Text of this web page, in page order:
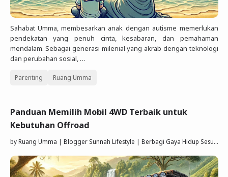
Sahabat Umma, membesarkan anak dengan autisme memerlukan
pendekatan yang penuh cinta, kesabaran, dan pemahaman
mendalam. Sebagai generasi milenial yang akrab dengan teknologi
dan perubahan sosial, …
Parenting Ruang Umma
Panduan Memilih Mobil 4WD Terbaik untuk
Kebutuhan Offroad
byRuang Umma | Blogger Sunnah Lifestyle | Berbagi Gaya Hidup Sesuai Quran Sunnah